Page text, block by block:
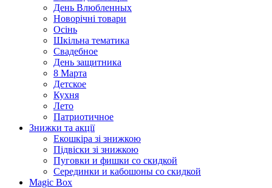
День Влюбленных
Новорічні товари
Осінь
Шкільна тематика
Свадебное
День защитника
8 Марта
Детское
Кухня
Лето
Патриотичное
Знижки та акції
Екошкіра зі знижкою
Підвіски зі знижкою
Пуговки и фишки со скидкой
Серединки и кабошоны со скидкой
Magic Box